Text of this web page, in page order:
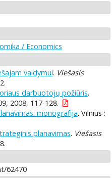
/ Economics
valdymui. Viešasis
darbuotojų požiūris.
2008, 117-128.
monografija. Vilnius :
planavimas. Viešasis
62470